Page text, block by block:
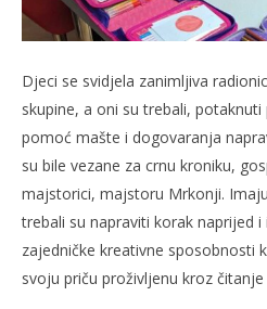
Djeci se svidjela zanimljiva
skupine, a oni su trebali,
pomoć mašte i dogovaranja
su bile vezane za crnu kroniku,
majstorici, majstoru Mrkonji.
trebali su napraviti korak naprijed
zajedničke kreativne sposobnosti
svoju priču proživljenu kroz